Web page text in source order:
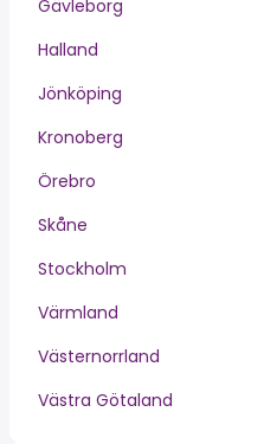
Gävleborg
Halland
Jönköping
Kronoberg
Örebro
Skåne
Stockholm
Värmland
Västernorrland
Västra Götaland